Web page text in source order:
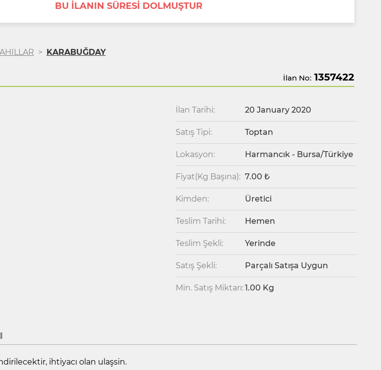
BU İLANIN SÜRESİ DOLMUŞTUR
> KARABUĞDAY
İlan No: 1357422
İlan Tarihi: 20 January 2020
Satış Tipi: Toptan
Lokasyon: Harmancık - Bursa/Türkiye
Fiyat(Kg Başına): 7.00 ₺
Kimden: Üretici
Teslim Tarihi: Hemen
Teslim Şekli: Yerinde
Satış Şekli: Parçalı Satışa Uygun
Min. Satış Miktarı:1.00 Kg
ihtiyacı olan ulaşsin.